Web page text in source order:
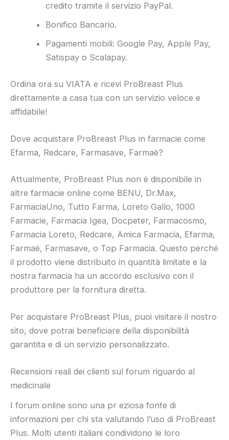
credito tramite il servizio PayPal.
Bonifico Bancario.
Pagamenti mobili: Google Pay, Apple Pay,
Satispay o Scalapay.
Ordina ora su VIATA e ricevi ProBreast Plus
direttamente a casa tua con un servizio veloce e
affidabile!
Dove acquistare ProBreast Plus in farmacie come
Efarma, Redcare, Farmasave, Farmaè?
Attualmente, ProBreast Plus non è disponibile in
altre farmacie online come BENU, Dr.Max,
FarmaciaUno, Tutto Farma, Loreto Gallo, 1000
Farmacie, Farmacia Igea, Docpeter, Farmacosmo,
Farmacia Loreto, Redcare, Amica Farmacia, Efarma,
Farmaè, Farmasave, o Top Farmacia. Questo perché
il prodotto viene distribuito in quantità limitate e la
nostra farmacia ha un accordo esclusivo con il
produttore per la fornitura diretta.
Per acquistare ProBreast Plus, puoi visitare il nostro
sito, dove potrai beneficiare della disponibilità
garantita e di un servizio personalizzato.
Recensioni reali dei clienti sul forum riguardo al
medicinale
I forum online sono una pr eziosa fonte di
informazioni per chi sta valutando l’uso di ProBreast
Plus. Molti utenti italiani condividono le loro